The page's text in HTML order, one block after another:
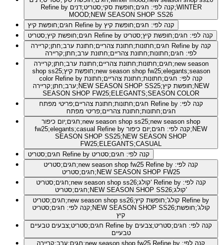
Refine by קנה לפי: חגים;חופשת סקי;סטריט;דנים;WINTER
MOOD;NEW SEASON SHOP SS26
Refine by קנה לפי: חגים;חופשת קיץ
Refine by קנה לפי: חגים;חופשת קיץ;סטריט
Refine by קנה
לפי: חגים;חתונות;חתונת צהריים;חתונת ערב;חתן;קריירה
חגים;חתונות;חתונת צהריים;חתונת ערב;חתן;קריירה;new season
shop ss25;חופשת קיץ;new season shop fw25;elegants;season
color Refine by קנה לפי: חגים;חתונות;חתונת צהריים;חתונת
ערב;חתן;קריירה;NEW SEASON SHOP SS25;חופשת קיץ;NEW
SEASON SHOP FW25;ELEGANTS;SEASON COLOR
Refine by קנה לפי:
חגים;חתונות;חתונת צהריים;פריטי מפתח
חגים;יום כיפור;new season shop ss25;new season shop
fw25;elegants;casual Refine by קנה לפי: חגים;יום כיפור;NEW
SEASON SHOP SS25;NEW SEASON SHOP
FW25;ELEGANTS;CASUAL
Refine by קנה לפי: חגים;סטריט
חגים;סטריט;new season shop fw25 Refine by קנה לפי:
חגים;סטריט;NEW SEASON SHOP FW25
חגים;סטריט;new season shop ss26;קולג' Refine by קנה לפי:
חגים;סטריט;NEW SEASON SHOP SS26;קולג'
Refine by
קנה לפי: חגים;סטריט;NEW SEASON SHOP SS26;קולג';חופשת
קיץ
Refine by קנה לפי: חגים;סטריט;צבעים
טבעיים
חגים;ערב;קריירה;new season shop fw25 Refine by קנה לפי: